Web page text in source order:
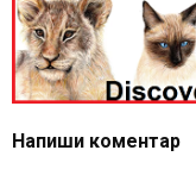
Напиши коментар